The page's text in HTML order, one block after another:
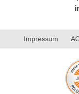
Impressum